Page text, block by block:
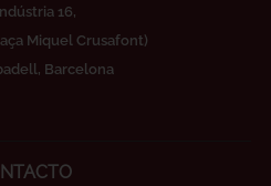
16,
Miquel Crusafont)
Barcelona